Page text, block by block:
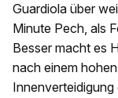
Guardiola über
Minute Pech, als
Besser macht es
nach einem